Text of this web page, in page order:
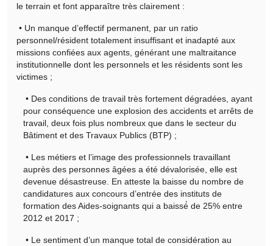
le terrain et font apparaître très clairement :
• Un manque d’effectif permanent, par un ratio
personnel/résident totalement insuffisant et inadapté aux
missions confiées aux agents, générant une maltraitance
institutionnelle dont les personnels et les résidents sont les
victimes ;
• Des conditions de travail très fortement dégradées, ayant
pour conséquence une explosion des accidents et arrêts de
travail, deux fois plus nombreux que dans le secteur du
Bâtiment et des Travaux Publics (BTP) ;
• Les métiers et l’image des professionnels travaillant
auprès des personnes âgées a été dévalorisée, elle est
devenue désastreuse. En atteste la baisse du nombre de
candidatures aux concours d’entrée des instituts de
formation des Aides-soignants qui a baissé́ de 25% entre
2012 et 2017 ;
• Le sentiment d’un manque total de considération au